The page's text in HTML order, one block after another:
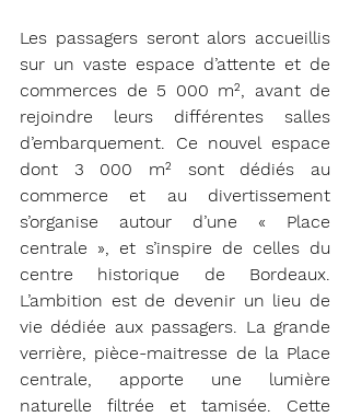
Les passagers seront alors accueillis
sur un vaste espace d’attente et de
commerces de 5 000 m², avant de
rejoindre leurs différentes salles
d’embarquement. Ce nouvel espace
dont 3 000 m² sont dédiés au
commerce et au divertissement
s’organise autour d’une « Place
centrale », et s’inspire de celles du
centre historique de Bordeaux.
L’ambition est de devenir un lieu de
vie dédiée aux passagers. La grande
verrière, pièce-maitresse de la Place
centrale, apporte une lumière
naturelle filtrée et tamisée. Cette